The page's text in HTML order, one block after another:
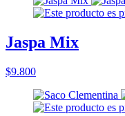
Jaspa Mix
$9.800